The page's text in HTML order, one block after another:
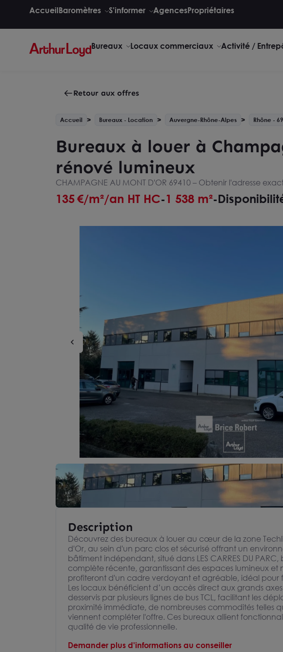
AccueilBaromètres S'informer AgencesPropriétaires
Bureaux Locaux commerciaux Activité /
Retour aux offres
Accueil Bureaux - Location Auvergne-Rhône-Alpes Rhône - 69
Bureaux à louer à
rénové lumineux
CHAMPAGNE AU MONT D'OR 69410 – Obtenir l'adresse
135€/m²/an HT HC-1 538 m²-
Description
Découvrez des bureaux à louer au cœur de la zone
d'Or, au sein d'un parc clos et sécurisé offrant un
bâtiment indépendant, situé dans LES CARRES DU
complète récente, garantissant des espaces lumineux et
profiteront d'un cadre verdoyant et agréable, idéal pour
Les locaux bénéficient d’un accès direct aux grands
desservis par plusieurs lignes de bus TCL, facilitant les
proximité immédiate, de nombreuses commodités telles
viennent compléter l'offre. Ces bureaux allient
qualité de vie professionnelle.
Demander plus d'informations au conseiller